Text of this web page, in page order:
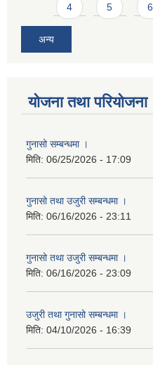
4 5 6
अन्य
योजना तथा परियोजना
गुनासो सम्बन्धमा ।
मिति: 06/25/2026 - 17:09
गुनासो तथा उजुरी सम्बन्धमा ।
मिति: 06/16/2026 - 23:11
गुनासो तथा उजुरी सम्बन्धमा ।
मिति: 06/16/2026 - 23:09
उजुरी तथा गुनासो सम्बन्धमा ।
मिति: 04/10/2026 - 16:39